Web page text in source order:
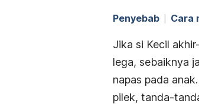
Penyebab Cara
Jika si Kecil
lega, sebaiknya
napas pada
pilek, tanda-